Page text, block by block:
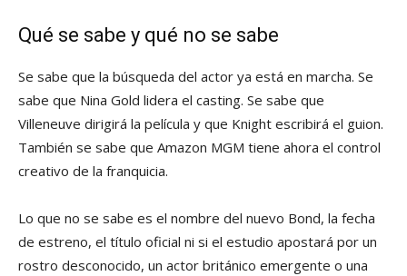
Qué se sabe y qué no se sabe
Se sabe que la búsqueda del actor ya está en marcha. Se
sabe que Nina Gold lidera el casting. Se sabe que
Villeneuve dirigirá la película y que Knight escribirá el guion.
También se sabe que Amazon MGM tiene ahora el control
creativo de la franquicia.
Lo que no se sabe es el nombre del nuevo Bond, la fecha
de estreno, el título oficial ni si el estudio apostará por un
rostro desconocido, un actor británico emergente o una